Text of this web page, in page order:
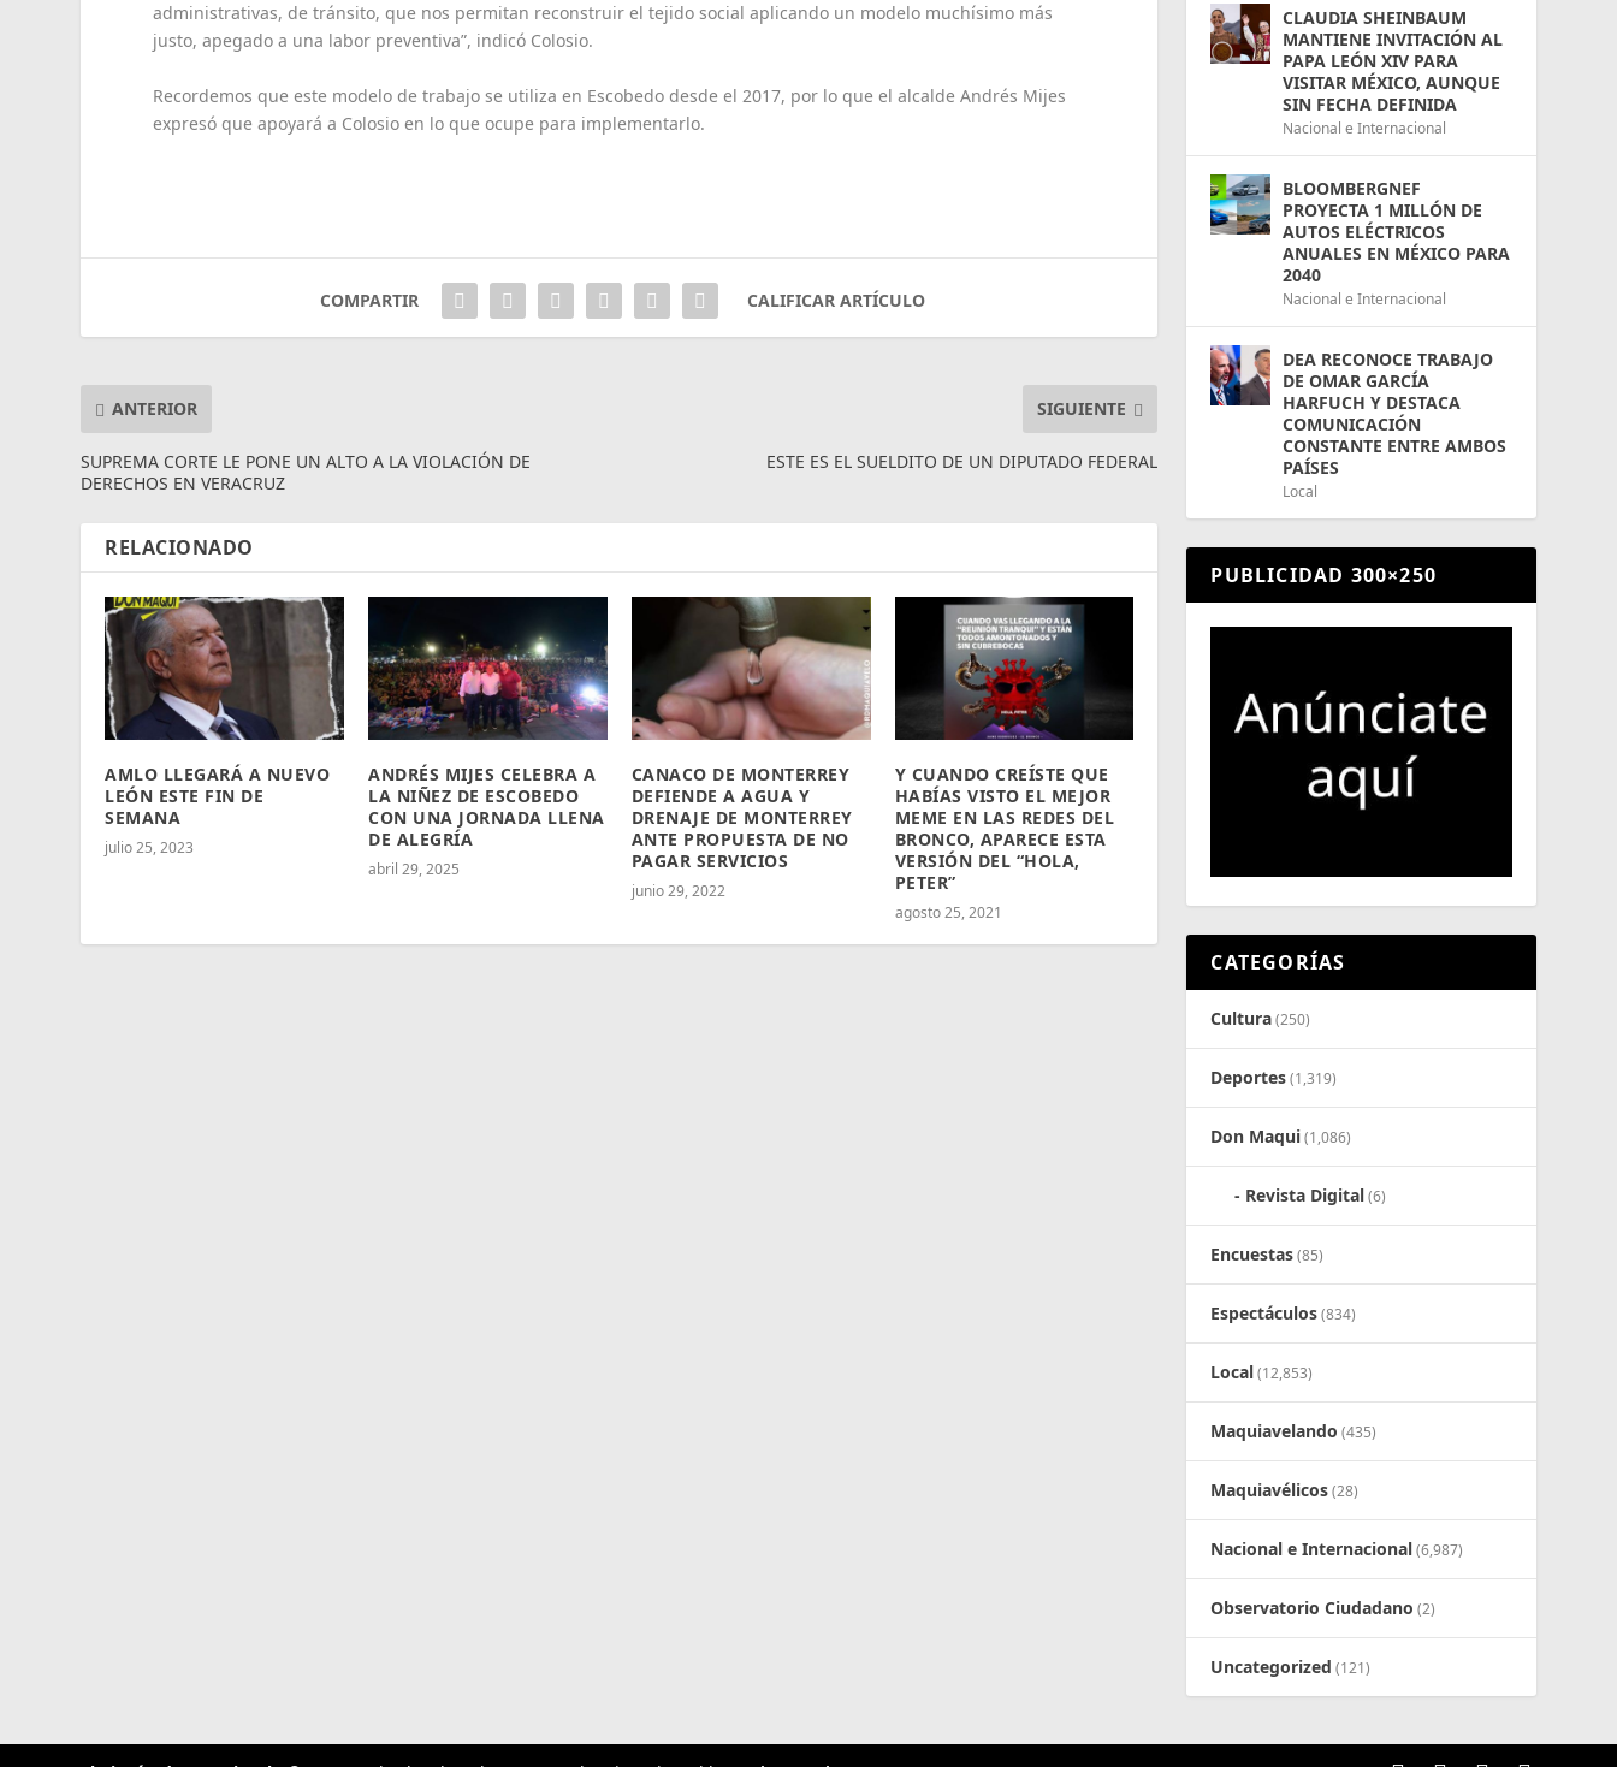
administrativas, de tránsito, que nos permitan reconstruir el tejido social aplicando un modelo muchísimo más
justo, apegado a una labor preventiva”, indicó Colosio.
Recordemos que este modelo de trabajo se utiliza en Escobedo desde el 2017, por lo que el alcalde Andrés Mijes
expresó que apoyará a Colosio en lo que ocupe para implementarlo.
COMPARTIR CALIFICAR ARTÍCULO
ANTERIOR
SUPREMA CORTE LE PONE UN ALTO A LA VIOLACIÓN DE
DERECHOS EN VERACRUZ
SIGUIENTE
ESTE ES EL SUELDITO DE UN DIPUTADO FEDERAL
RELACIONADO
AMLO LLEGARÁ A NUEVO
LEÓN ESTE FIN DE
SEMANA
julio 25, 2023
ANDRÉS MIJES CELEBRA A
LA NIÑEZ DE ESCOBEDO
CON UNA JORNADA LLENA
DE ALEGRÍA
abril 29, 2025
CANACO DE MONTERREY
DEFIENDE A AGUA Y
DRENAJE DE MONTERREY
ANTE PROPUESTA DE NO
PAGAR SERVICIOS
junio 29, 2022
Y CUANDO CREÍSTE QUE
HABÍAS VISTO EL MEJOR
MEME EN LAS REDES DEL
BRONCO, APARECE ESTA
VERSIÓN DEL “HOLA,
PETER”
agosto 25, 2021
CLAUDIA SHEINBAUM
MANTIENE INVITACIÓN AL
PAPA LEÓN XIV PARA
VISITAR MÉXICO, AUNQUE
SIN FECHA DEFINIDA
Nacional e Internacional
BLOOMBERGNEF
PROYECTA 1 MILLÓN DE
AUTOS ELÉCTRICOS
ANUALES EN MÉXICO PARA
2040
Nacional e Internacional
DEA RECONOCE TRABAJO
DE OMAR GARCÍA
HARFUCH Y DESTACA
COMUNICACIÓN
CONSTANTE ENTRE AMBOS
PAÍSES
Local
PUBLICIDAD 300×250
CATEGORÍAS
Cultura(250)
Deportes(1,319)
Don Maqui(1,086)
Revista Digital(6)
Encuestas(85)
Espectáculos(834)
Local(12,853)
Maquiavelando (435)
Maquiavélicos(28)
Nacional e Internacional(6,987)
Observatorio Ciudadano (2)
Uncategorized (121)